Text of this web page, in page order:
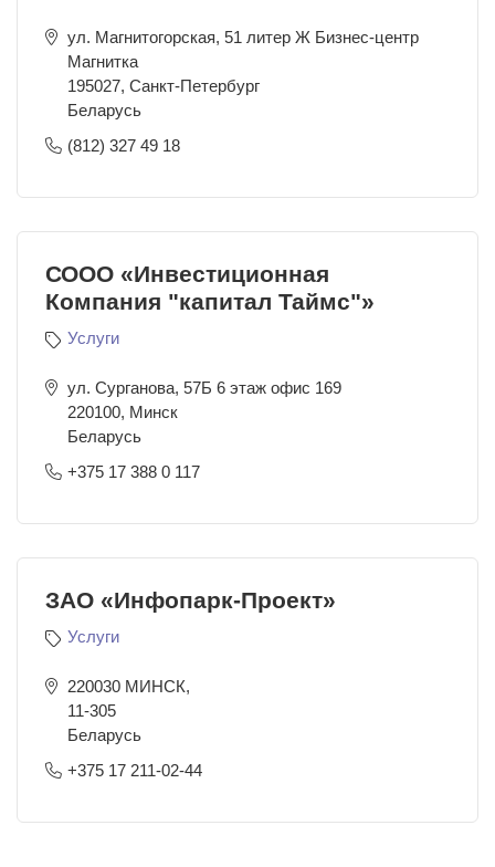
ул. Магнитогорская, 51 литер Ж Бизнес-центр
Магнитка
195027, Санкт-Петербург
Беларусь
(812) 327 49 18
СООО «Инвестиционная
Компания "капитал Таймс"»
Услуги
ул. Сурганова, 57Б 6 этаж офис 169
220100, Минск
Беларусь
+375 17 388 0 117
ЗАО «Инфопарк-Проект»
Услуги
220030 МИНСК,
11-305
Беларусь
+375 17 211-02-44